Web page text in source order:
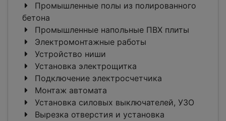
Промышленные полы из полированного
бетона
Промышленные напольные ПВХ плиты
Электромонтажные работы
Устройство ниши
Установка электрощитка
Подключение электросчетчика
Монтаж автомата
Установка силовых выключателей, УЗО
Вырезка отверстия и установка